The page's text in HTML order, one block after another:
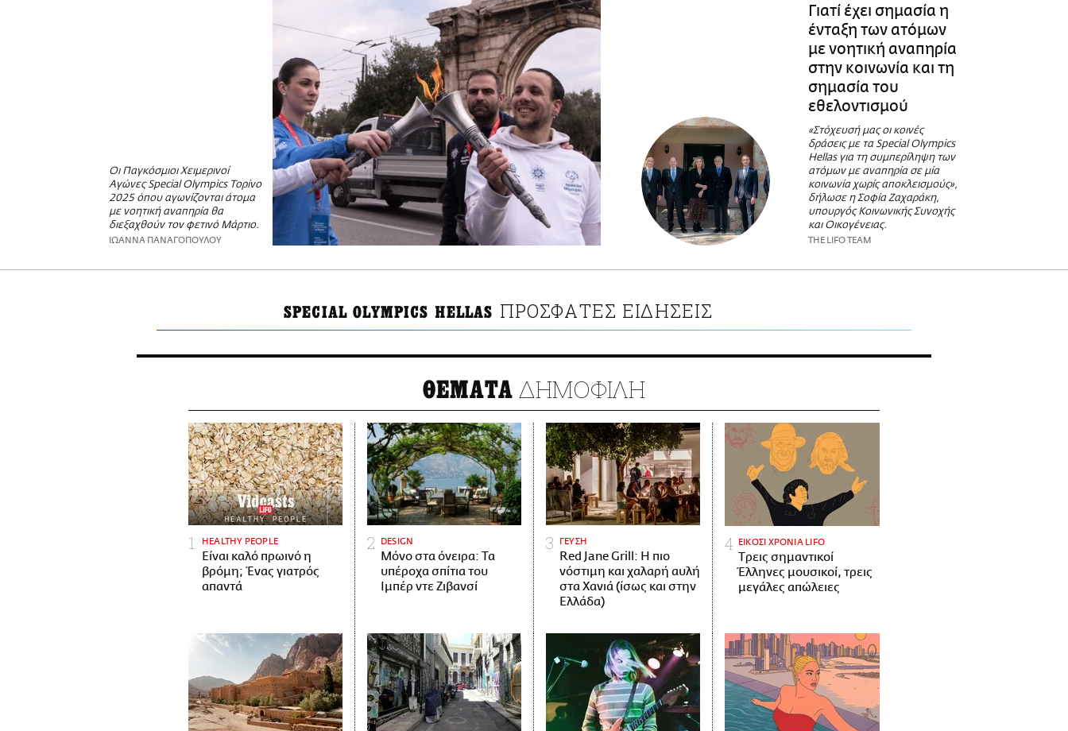
Οι Παγκόσμιοι Χειμερινοί
Αγώνες Special Olympics Τορίνο
2025 όπου αγωνίζονται άτομα
με νοητική αναπηρία θα
διεξαχθούν τον φετινό Μάρτιο.
ΙΩΑΝΝΑ ΠΑΝΑΓΟΠΟΥΛΟΥ
Γιατί έχει σημασία η
ένταξη των ατόμων
με νοητική αναπηρία
στην κοινωνία και τη
σημασία του
εθελοντισμού
«Στόχευσή μας οι κοινές
δράσεις με τα Special Οlympics
Hellas για τη συμπερίληψη των
ατόμων με αναπηρία σε μία
κοινωνία χωρίς αποκλεισμούς»,
δήλωσε η Σοφία Ζαχαράκη,
υπουργός Κοινωνικής Συνοχής
και Οικογένειας.
THE LIFO TEAM
SPECIAL OLYMPICS HELLAS ΠΡΟΣΦΑΤΕΣ ΕΙΔΗΣΕΙΣ
ΘΕΜΑΤΑ ΔΗΜΟΦΙΛΗ
HEALTHY PEOPLE
Είναι καλό πρωινό η
βρόμη; Ένας γιατρός
απαντά
DESIGN
Μόνο στα όνειρα: Τα
υπέροχα σπίτια του
Ιμπέρ ντε Ζιβανσί
ΓΕΥΣΗ
Red Jane Grill: Η πιο
νόστιμη και χαλαρή αυλή
στα Χανιά (ίσως και στην
Ελλάδα)
ΕΙΚΟΣΙ ΧΡΟΝΙΑ LIFO
Tρεις σημαντικοί
Έλληνες μουσικοί, τρεις
μεγάλες απώλειες